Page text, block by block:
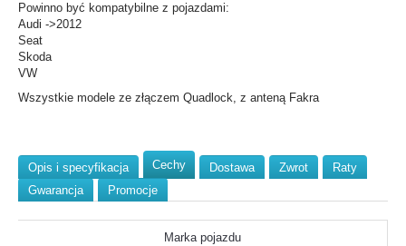
Powinno być kompatybilne z pojazdami:
Audi ->2012
Seat
Skoda
VW
Wszystkie modele ze złączem Quadlock, z anteną Fakra
Opis i specyfikacja Cechy Dostawa Zwrot
Raty
Gwarancja
Promocje
Marka pojazdu